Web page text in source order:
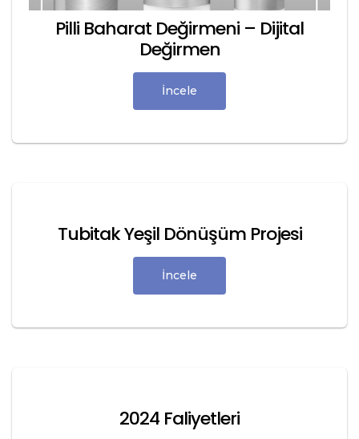
Pilli Baharat Değirmeni – Dijital
Değirmen
İncele
Tubitak Yeşil Dönüşüm Projesi
İncele
2024 Faliyetleri